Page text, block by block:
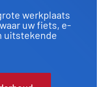
werkplaats
uw fiets, e-
uitstekende